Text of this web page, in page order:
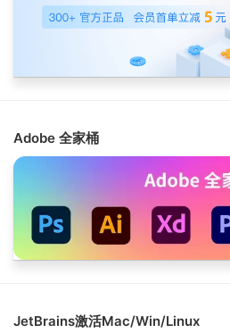
Adobe 全家桶
JetBrains激活Mac/Win/Linux